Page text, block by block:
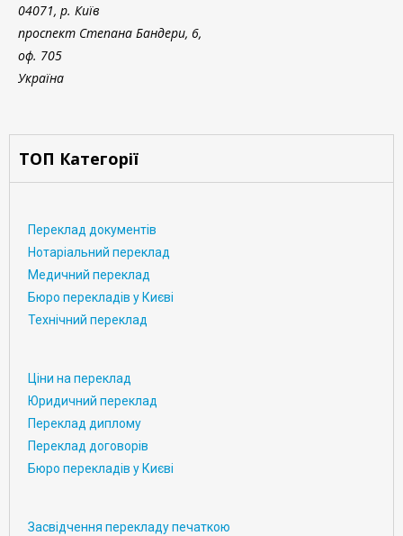
04071, р. Київ
проспект Степана Бандери, 6,
оф. 705
Україна
ТОП Категорії
Переклад документів
Нотаріальний переклад
Медичний переклад
Бюро перекладів у Києві
Технічний переклад
Ціни на переклад
Юридичний переклад
Переклад диплому
Переклад договорів
Бюро перекладів у Києві
Засвідчення перекладу печаткою